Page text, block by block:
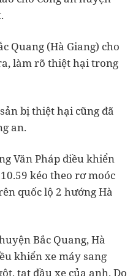
Quang (Hà Giang) cho
làm rõ thiệt hại trong
bị thiệt hại cũng đã
an.
Văn Pháp điều khiển
kéo theo rơ moóc
quốc lộ 2 hướng Hà
Bắc Quang, Hà
khiển xe máy sang
tạt đầu xe của anh. Do